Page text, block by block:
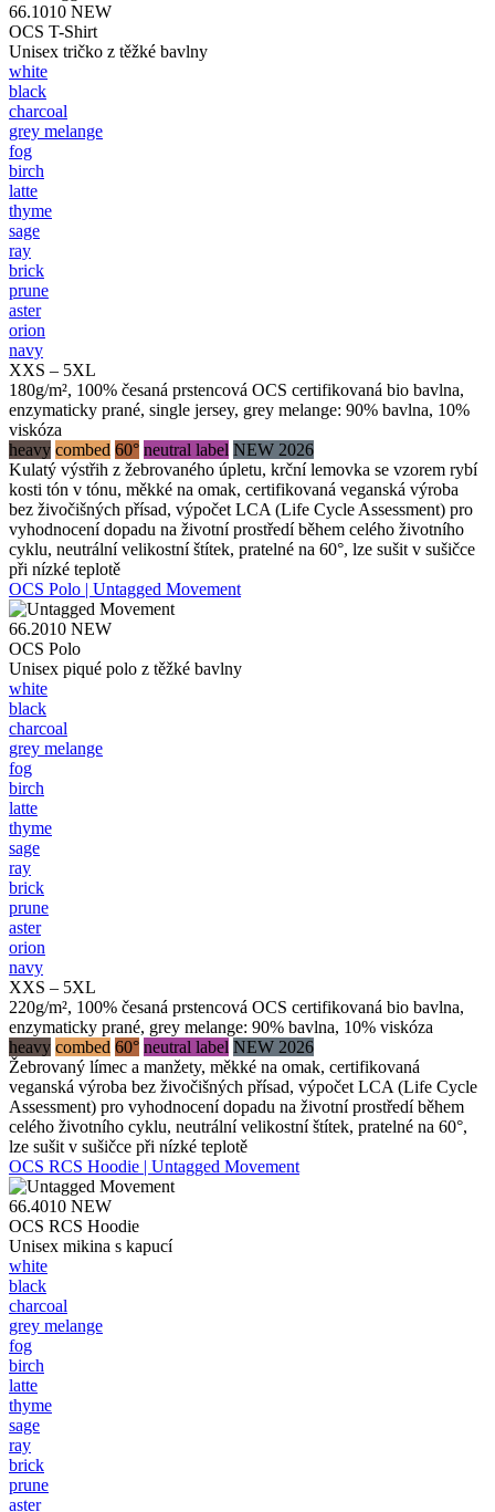
66.1010 NEW
OCS T-Shirt
Unisex tričko z těžké bavlny
white
black
charcoal
grey melange
fog
birch
latte
thyme
sage
ray
brick
prune
aster
orion
navy
XXS – 5XL
180g/m², 100% česaná prstencová OCS certifikovaná bio bavlna,
enzymaticky prané, single jersey, grey melange: 90% bavlna, 10%
viskóza
heavy combed 60° neutral label NEW 2026
Kulatý výstřih z žebrovaného úpletu, krční lemovka se vzorem rybí
kosti tón v tónu, měkké na omak, certifikovaná veganská výroba
bez živočišných přísad, výpočet LCA (Life Cycle Assessment) pro
vyhodnocení dopadu na životní prostředí během celého životního
cyklu, neutrální velikostní štítek, pratelné na 60°, lze sušit v sušičce
při nízké teplotě
OCS Polo | Untagged Movement
66.2010 NEW
OCS Polo
Unisex piqué polo z těžké bavlny
white
black
charcoal
grey melange
fog
birch
latte
thyme
sage
ray
brick
prune
aster
orion
navy
XXS – 5XL
220g/m², 100% česaná prstencová OCS certifikovaná bio bavlna,
enzymaticky prané, grey melange: 90% bavlna, 10% viskóza
heavy combed 60° neutral label NEW 2026
Žebrovaný límec a manžety, měkké na omak, certifikovaná
veganská výroba bez živočišných přísad, výpočet LCA (Life Cycle
Assessment) pro vyhodnocení dopadu na životní prostředí během
celého životního cyklu, neutrální velikostní štítek, pratelné na 60°,
lze sušit v sušičce při nízké teplotě
OCS RCS Hoodie | Untagged Movement
66.4010 NEW
OCS RCS Hoodie
Unisex mikina s kapucí
white
black
charcoal
grey melange
fog
birch
latte
thyme
sage
ray
brick
prune
aster